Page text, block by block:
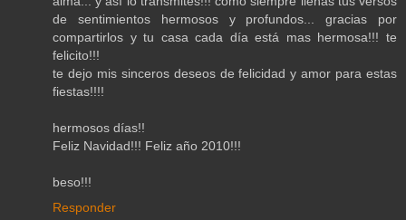
de sentimientos hermosos y profundos... gracias por
compartirlos y tu casa cada día está mas hermosa!!! te
felicito!!!
te dejo mis sinceros deseos de felicidad y amor para estas
fiestas!!!!
hermosos días!!
Feliz Navidad!!! Feliz año 2010!!!
beso!!!
Responder